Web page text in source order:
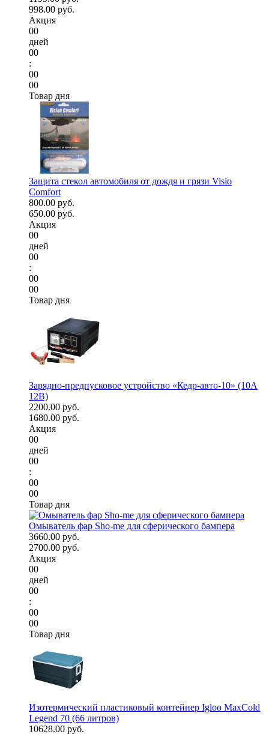
998.00 руб.
Акция
00
дней
00
:
00
00
Товар дня
Защита стекол автомобиля от дождя и грязи Visio
Comfort
800.00 руб.
650.00 руб.
Акция
00
дней
00
:
00
00
Товар дня
Зарядно-предпусковое устройство «Кедр-авто-10» (10A
12В)
2200.00 руб.
1680.00 руб.
Акция
00
дней
00
:
00
00
Товар дня
Омыватель фар Sho-me для сферического бампера
3660.00 руб.
2700.00 руб.
Акция
00
дней
00
:
00
00
Товар дня
Изотермический пластиковый контейнер Igloo MaxCold
Legend 70 (66 литров)
10628.00 руб.